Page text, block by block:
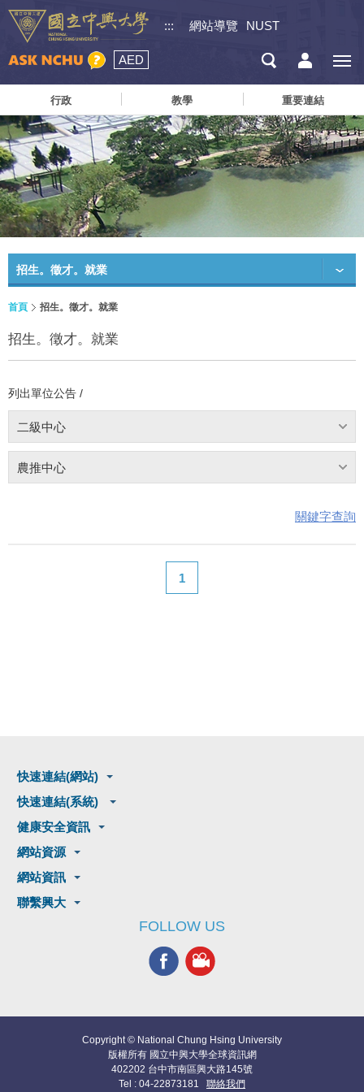
::: 網站導覽 NUST
AED
行政 教學 重要連結
招生。徵才。就業
首頁 招生。徵才。就業
招生。徵才。就業
列出單位公告 /
二級中心
農推中心
關鍵字查詢
1
快速連結(網站)
快速連結(系統)
健康安全資訊
網站資源
網站資訊
聯繫興大
FOLLOW US
Copyright © National Chung Hsing University
版權所有 國立中興大學全球資訊網
402202 台中市南區興大路145號
Tel : 04-22873181 聯絡我們